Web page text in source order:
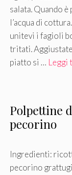
salata. Quando
l’acqua di
unitevi i fagioli
tritati.
piatto si … Leggi
Polpettine
pecorino
Ingredienti:
pecorino